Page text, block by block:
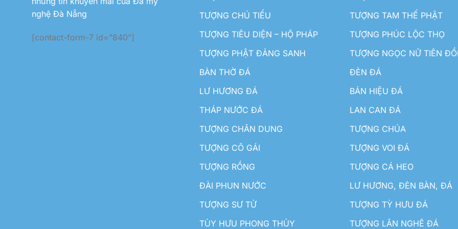
nghệ Đà Nẵng
[contact-form-7 id="840"]
TƯỢNG CHÚ TIỂU
TƯỢNG TAM THẾ PHẬT
TƯỢNG TIÊU DIỆN – HỘ PHÁP
TƯỢNG PHÚC LỘC THỌ
TƯỢNG PHẬT ĐẢNG SANH
TƯỢNG NGỌC NỮ TIÊN
BÀN THỜ ĐÁ
ĐÈN ĐÁ
LƯ HƯƠNG ĐÁ
BẢN HIỆU ĐÁ
THÁP NƯỚC ĐÁ
LAN CAN ĐÁ
TƯỢNG CHÂN DUNG
TƯỢNG CHÚA
TƯỢNG CÔ GÁI
TƯỢNG VOI ĐÁ
TƯỢNG RỒNG
TƯỢNG CÁ HEO
ĐÀI PHUN NƯỚC
LƯ HƯƠNG, ĐÈN BÀN, ĐÁ
TƯỢNG SƯ TỬ
TƯỢNG TỲ HƯU ĐÁ
TÙY HƯU PHONG THỦY
TƯỢNG LÂN NGHÊ ĐÁ